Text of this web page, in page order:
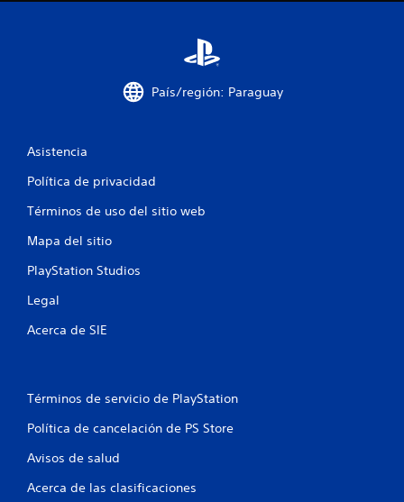
País/región: Paraguay
Asistencia
Política de privacidad
Términos de uso del sitio web
Mapa del sitio
PlayStation Studios
Legal
Acerca de SIE
Términos de servicio de PlayStation
Política de cancelación de PS Store
Avisos de salud
Acerca de las clasificaciones